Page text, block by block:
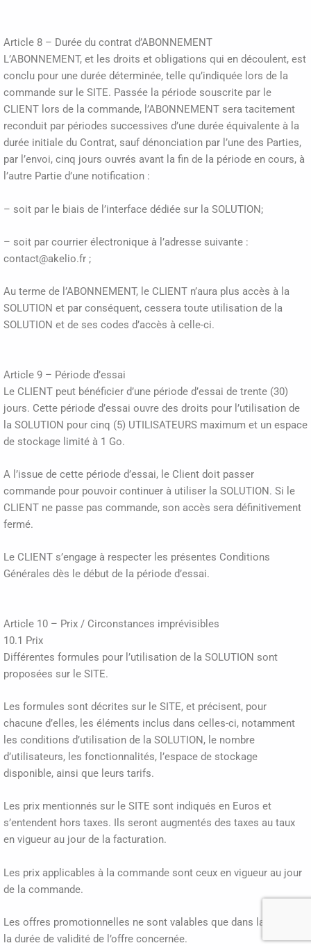
Article 8 – Durée du contrat d’ABONNEMENT
L’ABONNEMENT, et les droits et obligations qui en découlent, est
conclu pour une durée déterminée, telle qu’indiquée lors de la
commande sur le SITE. Passée la période souscrite par le
CLIENT lors de la commande, l’ABONNEMENT sera tacitement
reconduit par périodes successives d’une durée équivalente à la
durée initiale du Contrat, sauf dénonciation par l’une des Parties,
par l’envoi, cinq jours ouvrés avant la fin de la période en cours, à
l’autre Partie d’une notification :
– soit par le biais de l’interface dédiée sur la SOLUTION;
– soit par courrier électronique à l’adresse suivante :
contact@akelio.fr ;
Au terme de l’ABONNEMENT, le CLIENT n’aura plus accès à la
SOLUTION et par conséquent, cessera toute utilisation de la
SOLUTION et de ses codes d’accès à celle-ci.
Article 9 – Période d’essai
Le CLIENT peut bénéficier d’une période d’essai de trente (30)
jours. Cette période d’essai ouvre des droits pour l’utilisation de
la SOLUTION pour cinq (5) UTILISATEURS maximum et un espace
de stockage limité à 1 Go.
A l’issue de cette période d’essai, le Client doit passer
commande pour pouvoir continuer à utiliser la SOLUTION. Si le
CLIENT ne passe pas commande, son accès sera définitivement
fermé.
Le CLIENT s’engage à respecter les présentes Conditions
Générales dès le début de la période d’essai.
Article 10 – Prix / Circonstances imprévisibles
10.1 Prix
Différentes formules pour l’utilisation de la SOLUTION sont
proposées sur le SITE.
Les formules sont décrites sur le SITE, et précisent, pour
chacune d’elles, les éléments inclus dans celles-ci, notamment
les conditions d’utilisation de la SOLUTION, le nombre
d’utilisateurs, les fonctionnalités, l’espace de stockage
disponible, ainsi que leurs tarifs.
Les prix mentionnés sur le SITE sont indiqués en Euros et
s’entendent hors taxes. Ils seront augmentés des taxes au taux
en vigueur au jour de la facturation.
Les prix applicables à la commande sont ceux en vigueur au jour
de la commande.
Les offres promotionnelles ne sont valables que dans la limite de
la durée de validité de l’offre concernée.